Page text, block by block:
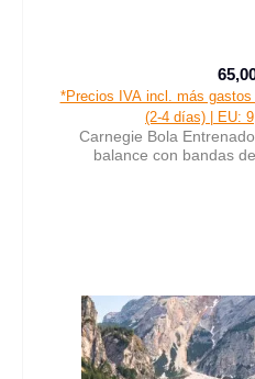
*Precios IVA incl. más
(2-4 días) | EU:
Carnegie Bola
balance con bandas